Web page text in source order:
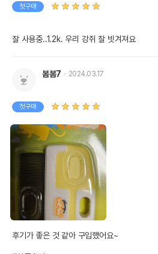
품명 및 모델명
법에 의한 인증,허가 등을
경우 그에 대한 사항
제조국 또는 원산지
제조자,수입품의 경우
수입자를 함께 표기
AS책임자와 전화번호
또는 소비자상담 관련
전화번호
첫구매
잘 사용중..1.2k. 우리 강쥐 잘 빗겨져요
봄봄7 2024.03.17
첫구매
후기가 좋은 것 같아 구입했어요~